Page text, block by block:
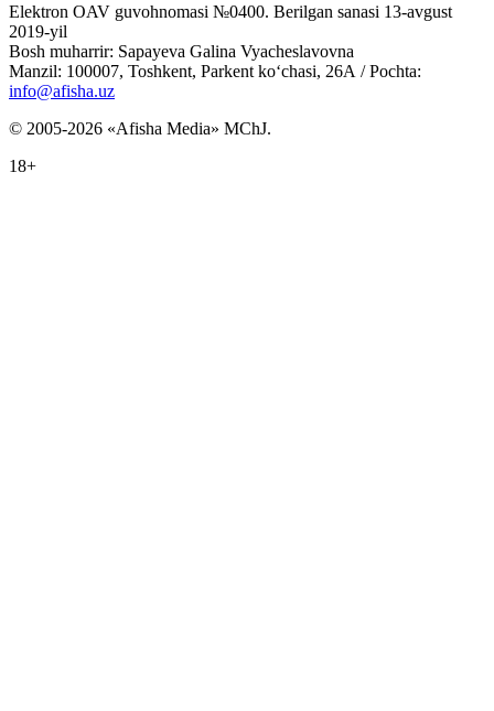
Elektron OAV guvohnomasi №0400. Berilgan sanasi 13-avgust
2019-yil
Bosh muharrir: Sapayeva Galina Vyacheslavovna
Manzil: 100007, Toshkent, Parkent ko‘chasi, 26А / Pochta:
info@afisha.uz
© 2005-2026 «Afisha Media» MChJ.
18+